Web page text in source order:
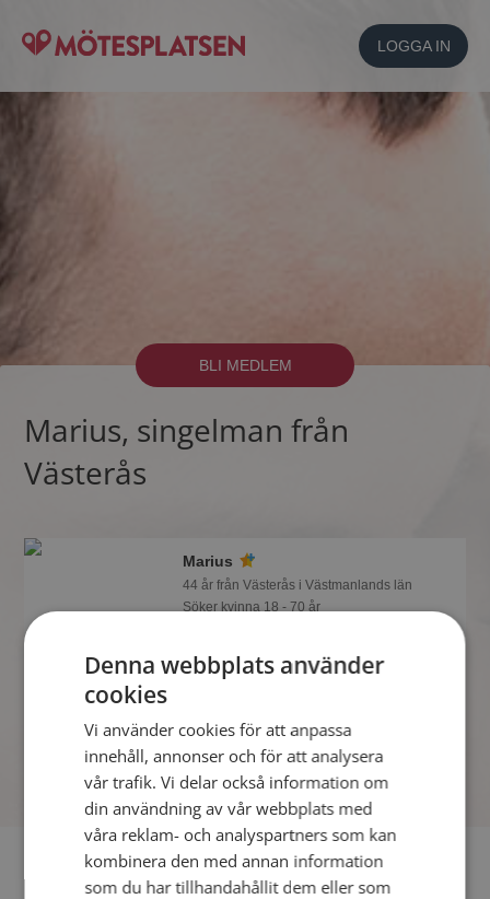
LOGGA IN
BLI MEDLEM
Marius, singelman från
Västerås
Marius
44 år från Västerås i Västmanlands län
Söker kvinna 18 - 70 år
Mötesplatsen och se om Marius är
tankspridd eller händig! Det är enklare
Fler singlar
Denna webbplats använder
cookies
Vi använder cookies för att anpassa
innehåll, annonser och för att analysera
vår trafik. Vi delar också information om
din användning av vår webbplats med
våra reklam- och analyspartners som kan
kombinera den med annan information
som du har tillhandahållit dem eller som